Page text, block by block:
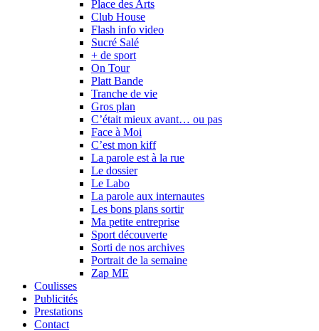
Place des Arts
Club House
Flash info video
Sucré Salé
+ de sport
On Tour
Platt Bande
Tranche de vie
Gros plan
C’était mieux avant… ou pas
Face à Moi
C’est mon kiff
La parole est à la rue
Le dossier
Le Labo
La parole aux internautes
Les bons plans sortir
Ma petite entreprise
Sport découverte
Sorti de nos archives
Portrait de la semaine
Zap ME
Coulisses
Publicités
Prestations
Contact